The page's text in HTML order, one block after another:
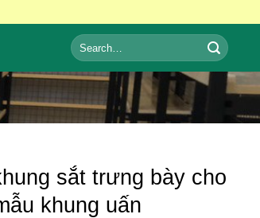
Search
for:
sắt trưng bày cho
khung uấn